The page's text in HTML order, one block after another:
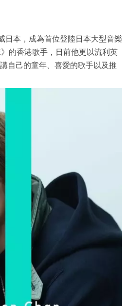
日本，成為首位登陸日本大型音樂
的香港歌手，日前他更以流利英
自己的童年、喜愛的歌手以及推